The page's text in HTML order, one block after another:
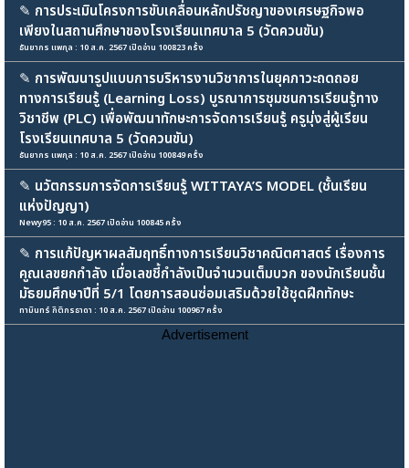
✎ การประเมินโครงการขับเคลื่อนหลักปรัชญาของเศรษฐกิจพอ
เพียงในสถานศึกษาของโรงเรียนเทศบาล 5 (วัดควนขัน)
ธันยากร แพกุล : 10 ส.ค. 2567 เปิดอ่าน 100823 ครั้ง
✎ การพัฒนารูปแบบการบริหารงานวิชาการในยุคภาวะถดถอย
ทางการเรียนรู้ (Learning Loss) บูรณาการชุมชนการเรียนรู้ทาง
วิชาชีพ (PLC) เพื่อพัฒนาทักษะการจัดการเรียนรู้ ครูมุ่งสู่ผู้เรียน
โรงเรียนเทศบาล 5 (วัดควนขัน)
ธันยากร แพกุล : 10 ส.ค. 2567 เปิดอ่าน 100849 ครั้ง
✎ นวัตกรรมการจัดการเรียนรู้ WITTAYA’S MODEL (ชั้นเรียน
แห่งปัญญา)
Newy95 : 10 ส.ค. 2567 เปิดอ่าน 100845 ครั้ง
✎ การแก้ปัญหาผลสัมฤทธิ์ทางการเรียนวิชาคณิตศาสตร์ เรื่องการ
คูณเลขยกกำลัง เมื่อเลขชี้กำลังเป็นจำนวนเต็มบวก ของนักเรียนชั้น
มัธยมศึกษาปีที่ 5/1 โดยการสอนซ่อมเสริมด้วยใช้ชุดฝึกทักษะ
ทามินทร์ กิติกรธาดา : 10 ส.ค. 2567 เปิดอ่าน 100967 ครั้ง
Advertisement